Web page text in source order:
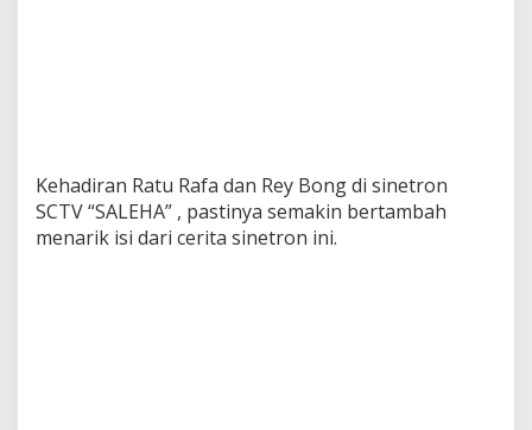
Kehadiran Ratu Rafa dan Rey Bong di sinetron
SCTV “SALEHA” , pastinya semakin bertambah
menarik isi dari cerita sinetron ini.